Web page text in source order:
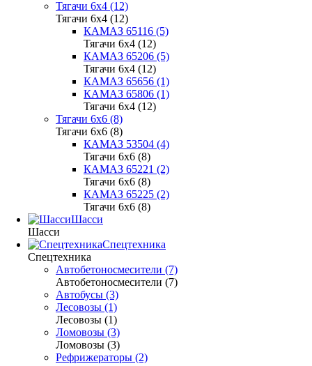
Тягачи 6x4 (12)
Тягачи 6x4 (12)
КАМАЗ 65116 (5)
Тягачи 6x4 (12)
КАМАЗ 65206 (5)
Тягачи 6x4 (12)
КАМАЗ 65656 (1)
КАМАЗ 65806 (1)
Тягачи 6x4 (12)
Тягачи 6x6 (8)
Тягачи 6x6 (8)
КАМАЗ 53504 (4)
Тягачи 6x6 (8)
КАМАЗ 65221 (2)
Тягачи 6x6 (8)
КАМАЗ 65225 (2)
Тягачи 6x6 (8)
Шасси
Шасси
Спецтехника
Спецтехника
Автобетоносмесители (7)
Автобетоносмесители (7)
Автобусы (3)
Лесовозы (1)
Лесовозы (1)
Ломовозы (3)
Ломовозы (3)
Рефрижераторы (2)